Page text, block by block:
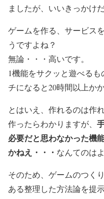
ましたが、いいきっかけ
ゲームを作る、サービス
うですよね？
無論・・・高いです。
1機能をサクッと遊べる
チになると20時間以上かか
とはいえ、作れるのは作れ
作ったらわかりますが、
必要だと思わなかった機
かねえ・・・ なんてのは
そのため、ゲームのつく
ある整理した方法論を提